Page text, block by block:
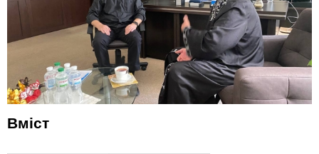
Вміст